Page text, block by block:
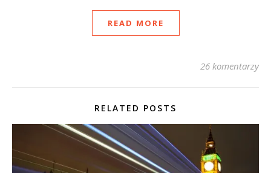
READ MORE
26 komentarzy
RELATED POSTS